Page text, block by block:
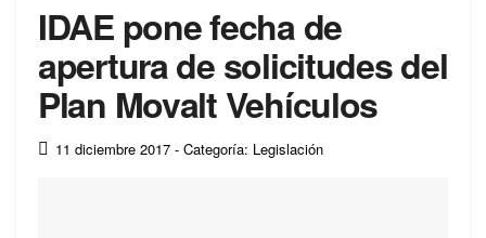
IDAE pone fecha de
apertura de solicitudes del
Plan Movalt Vehículos
11 diciembre 2017 - Categoría: Legislación